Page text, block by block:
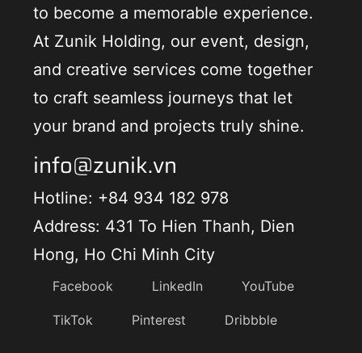
to become a memorable experience.
At Zunik Holding, our event, design,
and creative services come together
to craft seamless journeys that let
your brand and projects truly shine.
info@zunik.vn
Hotline: +84 934 182 978
Address: 431 To Hien Thanh, Dien
Hong, Ho Chi Minh City
Facebook LinkedIn YouTube
TikTok Pinterest Dribbble